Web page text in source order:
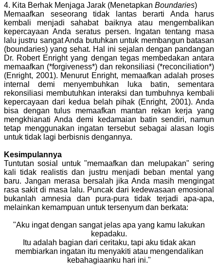
4. Kita Berhak Menjaga Jarak (Menetapkan Boundaries)
Memaafkan seseorang tidak lantas berarti Anda harus
kembali menjadi sahabat baiknya atau mengembalikan
kepercayaan Anda seratus persen. Ingatan tentang masa
lalu justru sangat Anda butuhkan untuk membangun batasan
(boundaries) yang sehat. Hal ini sejalan dengan pandangan
Dr. Robert Enright yang dengan tegas membedakan antara
memaafkan (*forgiveness*) dan rekonsiliasi (*reconciliation*)
(Enright, 2001). Menurut Enright, memaafkan adalah proses
internal demi menyembuhkan luka batin, sementara
rekonsiliasi membutuhkan interaksi dan tumbuhnya kembali
kepercayaan dari kedua belah pihak (Enright, 2001). Anda
bisa dengan tulus memaafkan mantan rekan kerja yang
mengkhianati Anda demi kedamaian batin sendiri, namun
tetap menggunakan ingatan tersebut sebagai alasan logis
untuk tidak lagi berbisnis dengannya.
Kesimpulannya
Tuntutan sosial untuk "memaafkan dan melupakan" sering
kali tidak realistis dan justru menjadi beban mental yang
baru. Jangan merasa bersalah jika Anda masih mengingat
rasa sakit di masa lalu. Puncak dari kedewasaan emosional
bukanlah amnesia dan pura-pura tidak terjadi apa-apa,
melainkan kemampuan untuk tersenyum dan berkata:
"Aku ingat dengan sangat jelas apa yang kamu lakukan
kepadaku.
Itu adalah bagian dari ceritaku, tapi aku tidak akan
membiarkan ingatan itu menyakiti atau mengendalikan
kebahagiaanku hari ini."